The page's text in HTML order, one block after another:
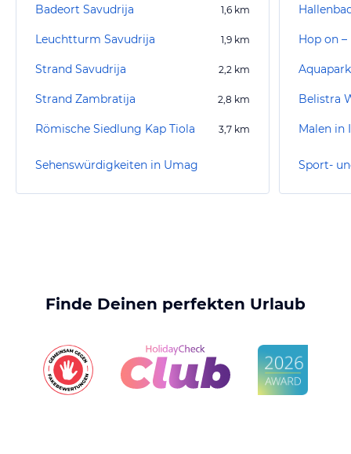
Badeort Savudrija 1,6 km
Leuchtturm Savudrija 1,9 km
Strand Savudrija 2,2 km
Strand Zambratija 2,8 km
Römische Siedlung Kap Tiola 3,7 km
Sehenswürdigkeiten in Umag
Belistra
Malen in
Sport-
Finde Deinen perfekten Urlaub